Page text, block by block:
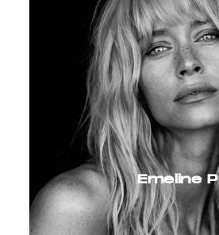
Emeline P